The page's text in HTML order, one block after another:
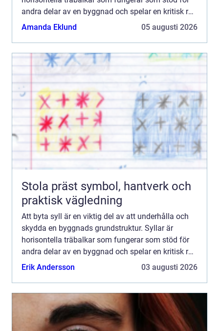
andra delar av en byggnad och spelar en kritisk roll
i att säkerst&a...
Amanda Eklund 05 augusti 2026
Stola präst symbol, hantverk och
praktisk vägledning
Att byta syll är en viktig del av att underhålla och
skydda en byggnads grundstruktur. Syllar är
horisontella träbalkar som fungerar som stöd för
andra delar av en byggnad och spelar en kritisk roll
i att säkerst&a...
Erik Andersson 03 augusti 2026